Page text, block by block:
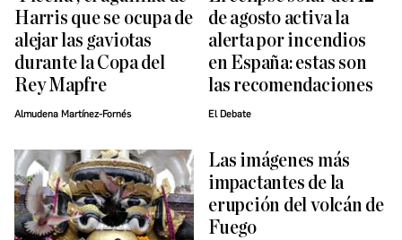
Harris que se ocupa de
alejar las gaviotas
durante la Copa del
Rey Mapfre
Almudena Martínez-Fornés
de agosto activa la
alerta por incendios
en España: estas son
las recomendaciones
El Debate
Las imágenes más
impactantes de la
erupción del volcán de
Fuego